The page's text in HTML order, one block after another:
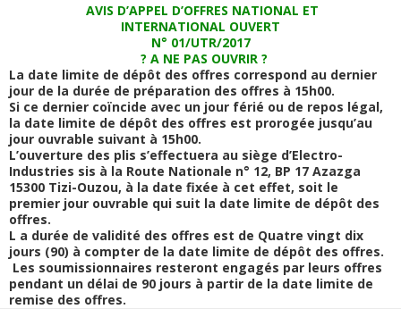
AVIS D’APPEL D’OFFRES NATIONAL ET
INTERNATIONAL OUVERT
N° 01/UTR/2017
? A NE PAS OUVRIR ?
La date limite de dépôt des offres correspond au dernier
jour de la durée de préparation des offres à 15h00.
Si ce dernier coïncide avec un jour férié ou de repos légal,
la date limite de dépôt des offres est prorogée jusqu’au
jour ouvrable suivant à 15h00.
L’ouverture des plis s’effectuera au siège d’Electro-
Industries sis à la Route Nationale n° 12, BP 17 Azazga
15300 Tizi-Ouzou, à la date fixée à cet effet, soit le
premier jour ouvrable qui suit la date limite de dépôt des
offres.
L a durée de validité des offres est de Quatre vingt dix
jours (90) à compter de la date limite de dépôt des offres.
Les soumissionnaires resteront engagés par leurs offres
pendant un délai de 90 jours à partir de la date limite de
remise des offres.